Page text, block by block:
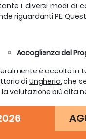
i diversi modi di
riguardanti PE.
Accoglienza del
è accolto in
di Ungheria, che
valutazione più alta
in formazione
nelle
laici e